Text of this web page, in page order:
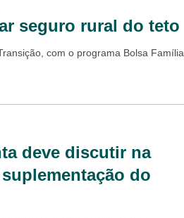
seguro rural do teto
com o programa Bolsa Família
deve discutir na
do